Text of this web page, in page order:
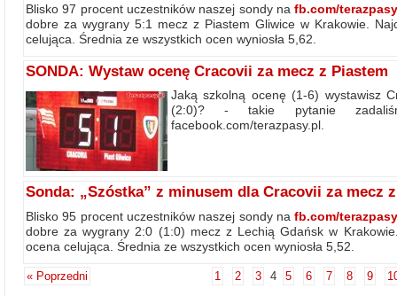
Blisko 97 procent uczestników naszej sondy nafb.com/
dobre za wygrany 5:1 mecz z Piastem Gliwice w Krakowie.
celująca. Średnia ze wszystkich ocen wyniosła 5,62.
SONDA: Wystaw ocenę Cracovii za mecz z Piastem
Jaką szkolną ocenę (1-6) wystawisz
(2:0)? - takie pytanie
facebook.com/terazpasy.pl.
Sonda: „Szóstka” z minusem dla Cracovii za mecz
Blisko 95 procent uczestników naszej sondy nafb.com/
dobre za wygrany 2:0 (1:0) mecz z Lechią Gdańsk w
ocena celująca. Średnia ze wszystkich ocen wyniosła 5,52.
« Poprzedni 1 2 3 4 5 6 7 8 9